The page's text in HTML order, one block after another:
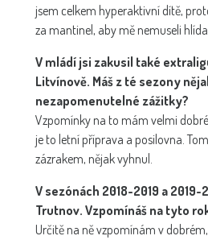
jsem celkem hyperaktivní dítě,
za mantinel, aby mě nemuseli
V mládí jsi zakusil také
Litvínově. Máš z té sezony
nezapomenutelné zážitky?
Vzpomínky na to mám velmi
je to letní příprava a posilovna.
zázrakem, nějak vyhnul.
V sezónách 2018-2019 a 2019-
Trutnov. Vzpomínáš na tyto
Určitě na ně vzpomínám v